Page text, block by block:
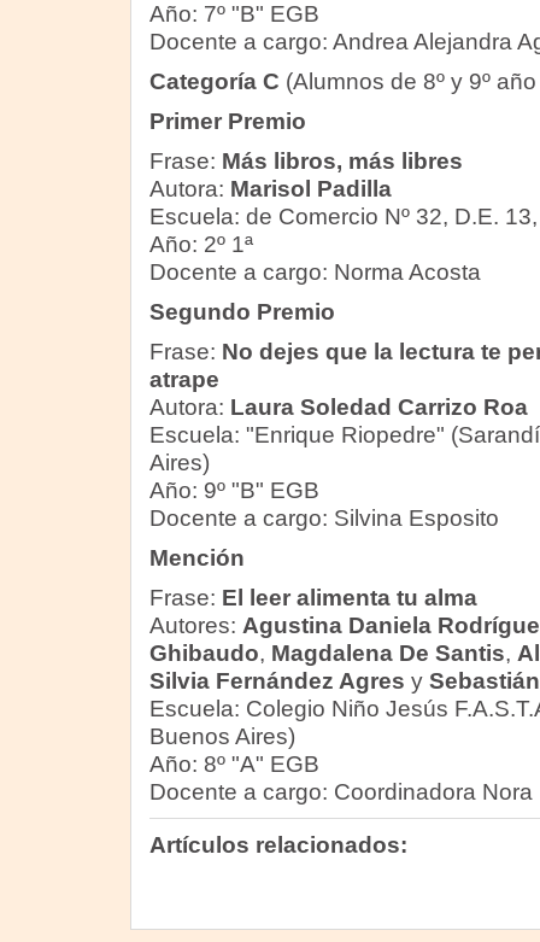
Año: 7º "B" EGB
Docente a cargo: Andrea Alejandra
Categoría C (Alumnos de 8º y 9º
Primer Premio
Frase: Más libros, más libres
Autora: Marisol Padilla
Escuela: de Comercio Nº 32, D.E.
Año: 2º 1ª
Docente a cargo: Norma Acosta
Segundo Premio
Frase: No dejes que la lectura te
atrape
Autora: Laura Soledad Carrizo Roa
Escuela: "Enrique Riopedre"
Aires)
Año: 9º "B" EGB
Docente a cargo: Silvina Esposito
Mención
Frase: El leer alimenta tu alma
Autores: Agustina Daniela
Ghibaudo, Magdalena De Santis,
Silvia Fernández Agres y
Escuela: Colegio Niño Jesús
Buenos Aires)
Año: 8º "A" EGB
Docente a cargo: Coordinadora Nora
Artículos relacionados: